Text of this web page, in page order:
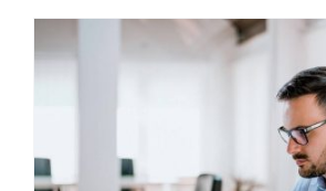
Testimonios
Contactanos